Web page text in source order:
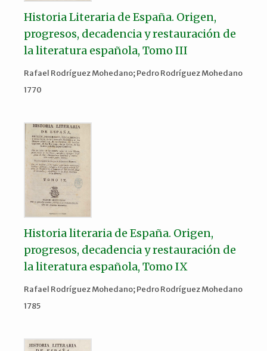
Historia Literaria de España. Origen,
progresos, decadencia y restauración de
la literatura española, Tomo III
Rafael Rodríguez Mohedano; Pedro Rodríguez Mohedano
1770
Historia literaria de España. Origen,
progresos, decadencia y restauración de
la literatura española, Tomo IX
Rafael Rodríguez Mohedano; Pedro Rodríguez Mohedano
1785